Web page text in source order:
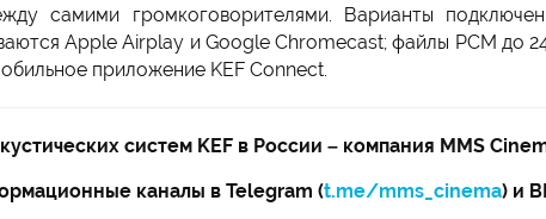
самими громкоговорителями. Варианты
Apple Airplay и Google Chromecast; файлы PCM до
приложение KEF Connect.
систем KEF в России – компания MMS
каналы в Telegram (t.me/mms_cinema) и